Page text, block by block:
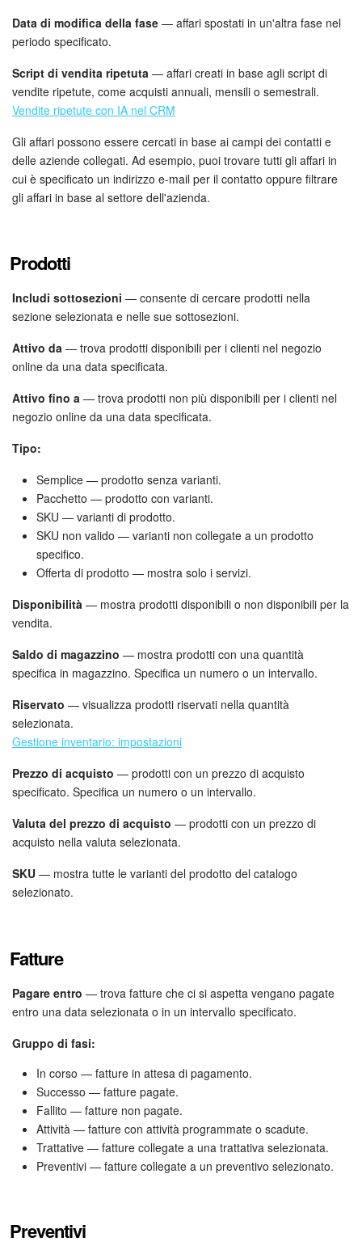
Data di modifica della fase — affari spostati in un'altra fase nel
periodo specificato.
Script di vendita ripetuta — affari creati in base agli script di
vendite ripetute, come acquisti annuali, mensili o semestrali.
Vendite ripetute con IA nel CRM
Gli affari possono essere cercati in base ai campi dei contatti e
delle aziende collegati. Ad esempio, puoi trovare tutti gli affari in
cui è specificato un indirizzo e-mail per il contatto oppure filtrare
gli affari in base al settore dell'azienda.
Prodotti
Includi sottosezioni — consente di cercare prodotti nella
sezione selezionata e nelle sue sottosezioni.
Attivo da — trova prodotti disponibili per i clienti nel negozio
online da una data specificata.
Attivo fino a — trova prodotti non più disponibili per i clienti nel
negozio online da una data specificata.
Tipo:
Semplice — prodotto senza varianti.
Pacchetto — prodotto con varianti.
SKU — varianti di prodotto.
SKU non valido — varianti non collegate a un prodotto
specifico.
Offerta di prodotto — mostra solo i servizi.
Disponibilità — mostra prodotti disponibili o non disponibili per la
vendita.
Saldo di magazzino — mostra prodotti con una quantità
specifica in magazzino. Specifica un numero o un intervallo.
Riservato — visualizza prodotti riservati nella quantità
selezionata.
Gestione inventario: impostazioni
Prezzo di acquisto — prodotti con un prezzo di acquisto
specificato. Specifica un numero o un intervallo.
Valuta del prezzo di acquisto — prodotti con un prezzo di
acquisto nella valuta selezionata.
SKU — mostra tutte le varianti del prodotto del catalogo
selezionato.
Fatture
Pagare entro — trova fatture che ci si aspetta vengano pagate
entro una data selezionata o in un intervallo specificato.
Gruppo di fasi:
In corso — fatture in attesa di pagamento.
Successo — fatture pagate.
Fallito — fatture non pagate.
Attività — fatture con attività programmate o scadute.
Trattative — fatture collegate a una trattativa selezionata.
Preventivi — fatture collegate a un preventivo selezionato.
Preventivi